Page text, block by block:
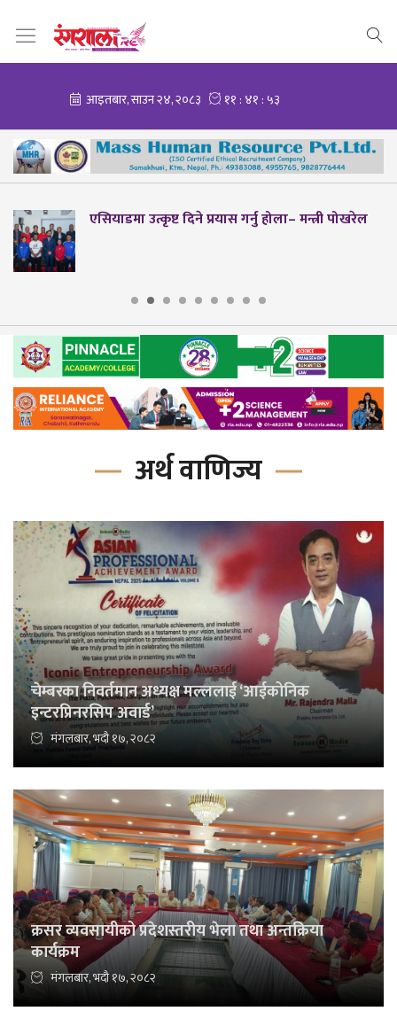
मोरल तेक्वान्दोमा हिमशिखर टिम च्याम्पियन
अर्थ वाणिज्य
चेम्बरका निवर्तमान अध्यक्ष मल्ललाई ‘आईकोनिक
इन्टरप्रिनरसिप अवार्ड’
मंगलबार, भदौ १७, २०८२
क्रसर व्यवसायीको प्रदेशस्तरीय भेला तथा अन्तक्रिया
कार्यक्रम
मंगलबार, भदौ १७, २०८२